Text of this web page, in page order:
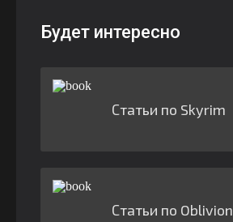
Будет интересно
Статьи по Skyrim
Статьи по Oblivion